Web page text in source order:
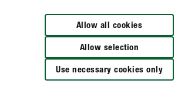
Allow all cookies
Allow selection
Use necessary cookies only